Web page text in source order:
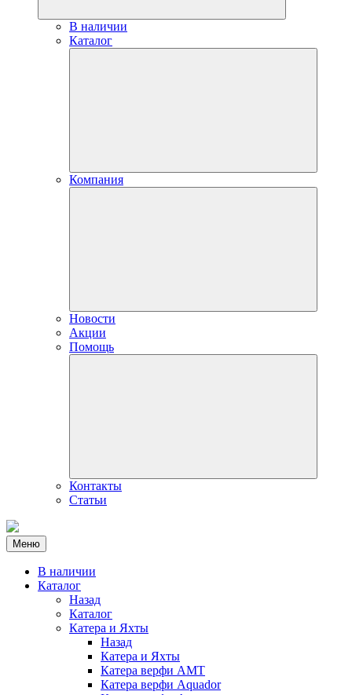
В наличии
Каталог
Компания
Новости
Акции
Помощь
Контакты
Статьи
Меню
В наличии
Каталог
Назад
Каталог
Катера и Яхты
Назад
Катера и Яхты
Катера верфи AMT
Катера верфи Aquador